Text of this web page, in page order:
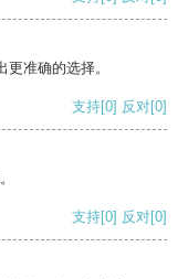
准确的选择。
支持[0] 反对[0]
支持[0] 反对[0]